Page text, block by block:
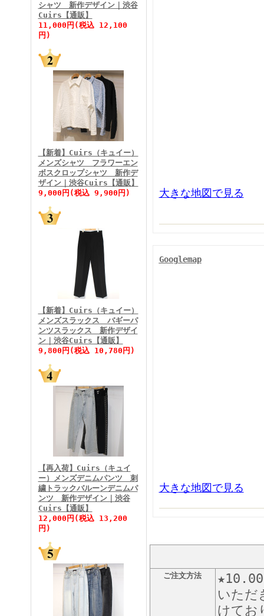
FINEBOYS2026年5月号
FINEBOYS2026年4月号
FINEBOYS2026年3月号
FINEBOYS2026年2月号
FINEBOYS2026年1月号
シャツ 新作デザイン｜渋谷
Cuirs【通販】
11,000円(税込 12,100
円)
【新着】Cuirs（キュイー）
メンズシャツ フラワーエン
ボスクロップシャツ 新作デ
ザイン｜渋谷Cuirs【通販】
9,000円(税込 9,900円)
【新着】Cuirs（キュイー）
メンズスラックス バギーパ
ンツスラックス 新作デザイ
ン｜渋谷Cuirs【通販】
9,800円(税込 10,780円)
【再入荷】Cuirs（キュイ
ー）メンズデニムパンツ 刺
繍トラックバルーンデニムパ
ンツ 新作デザイン｜渋谷
Cuirs【通販】
12,000円(税込 13,200
円)
大きな地図で見る
Googlemap
大きな地図で見る
ご注文方法
いただ
けてお